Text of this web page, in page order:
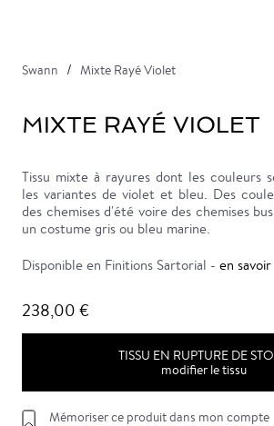
Swann Mixte Rayé Violet
MIXTE RAYÉ VIOLET
Tissu mixte à rayures dont les couleurs
les variantes de violet et bleu. Des
des chemises d'été voire des chemises
un costume gris ou bleu marine.
Disponible en Finitions Sartorial - en
238,00 €
TISSU EN RUPTURE DE
modifier le tissu
Mémoriser ce produit dans mon compte